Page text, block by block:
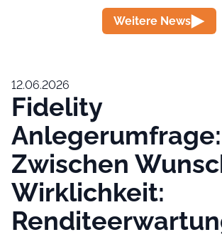
Weitere News
12.06.2026
Fidelity
Anlegerumfrage:
Zwischen
Wirklichkeit: